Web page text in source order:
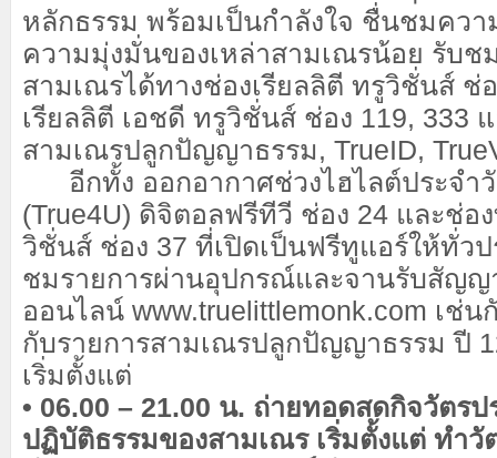
หลักธรรม พร้อมเป็นกำลังใจ ชื่นชมควา
ความมุ่งมั่นของเหล่าสามเณรน้อย รับช
สามเณรได้ทางช่องเรียลลิตี ทรูวิชั่นส์ ช่
เรียลลิตี เอชดี ทรูวิชั่นส์ ช่อง 119, 333
สามเณรปลูกปัญญาธรรม, TrueID,
อีกทั้ง ออกอากาศช่วงไฮไลต์ประจำ
(True4U) ดิจิตอลฟรีทีวี ช่อง 24 และช่
วิชั่นส์ ช่อง 37 ที่เปิดเป็นฟรีทูแอร์ให้ทั่วป
ชมรายการผ่านอุปกรณ์และจานรับสัญ
ออนไลน์ www.truelittlemonk.com เช่น
กับรายการสามเณรปลูกปัญญาธรรม ปี
เริ่มตั้งแต่
• 06.00 – 21.00 น. ถ่ายทอดสดกิจวัตรป
ปฏิบัติธรรมของสามเณร เริ่มตั้งแต่ ทำ